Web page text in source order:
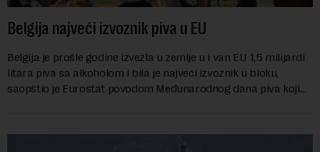
Belgija najveći izvoznik piva u EU
Belgija je prošle godine izvezla u zemlje u i van EU 1,5 milijardi
litara piva sa alkoholom i bila je najveći izvoznik u bloku,
saopštio je Eurostat povodom Međunarodnog dana piva koji